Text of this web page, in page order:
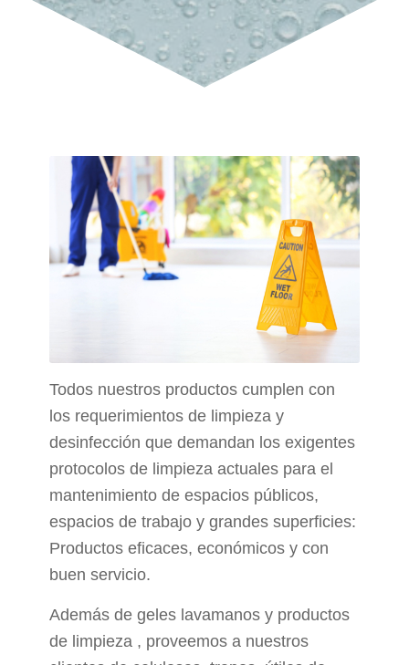
Todos nuestros productos cumplen con
los requerimientos de limpieza y
desinfección que demandan los exigentes
protocolos de limpieza actuales para el
mantenimiento de espacios públicos,
espacios de trabajo y grandes superficies:
Productos eficaces, económicos y con
buen servicio.
Además de geles lavamanos y productos
de limpieza , proveemos a nuestros